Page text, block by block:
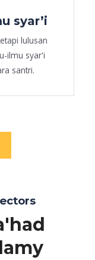
syar’i
lulusan
ilmu syar'i
santri.